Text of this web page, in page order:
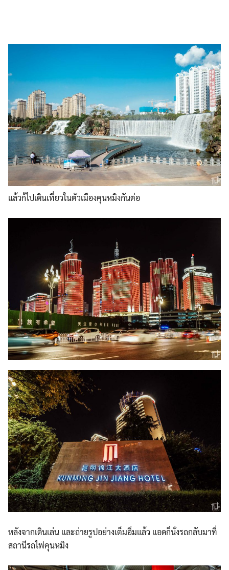
แล้วก้ไปเดินเที่ยวในตัวเมืองคุนหมิงกันต่อ
หลังจากเดินเล่น และถ่ายรูปอย่างเต็มอิ่มแล้ว แอดก็นั่งรถกลับมาที่
สถานีรถไฟคุนหมิง